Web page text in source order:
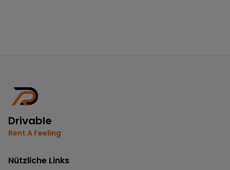
Drivable
Rent A Feeling
Nützliche Links